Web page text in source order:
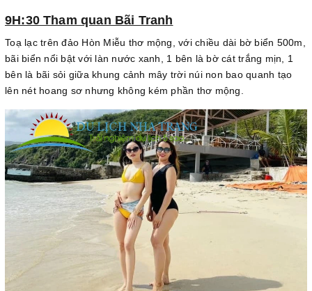
9H:30 Tham quan Bãi Tranh
Toạ lạc trên đảo Hòn Miễu thơ mộng, với chiều dài bờ biển 500m,
bãi biển nổi bật với làn nước xanh, 1 bên là bờ cát trắng mịn, 1
bên là bãi sỏi giữa khung cảnh mây trời núi non bao quanh tạo
lên nét hoang sơ nhưng không kém phần thơ mộng.